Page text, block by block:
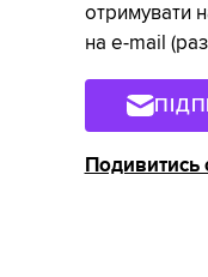
отримувати
на e-mail
Подивитись